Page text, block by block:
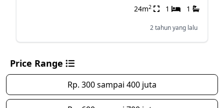
24m2 1 1
2 tahun yang lalu
Price Range
Rp. 300 sampai 400 juta